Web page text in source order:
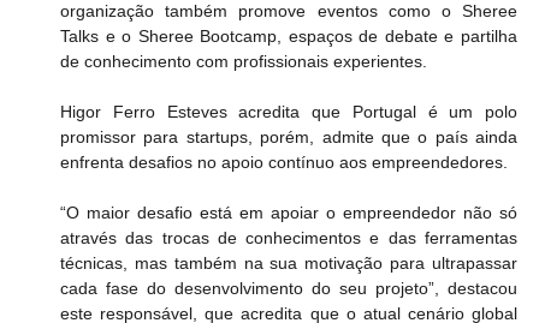
organização também promove eventos como o Sheree
Talks e o Sheree Bootcamp, espaços de debate e partilha
de conhecimento com profissionais experientes.
Higor Ferro Esteves acredita que Portugal é um polo
promissor para startups, porém, admite que o país ainda
enfrenta desafios no apoio contínuo aos empreendedores.
“O maior desafio está em apoiar o empreendedor não só
através das trocas de conhecimentos e das ferramentas
técnicas, mas também na sua motivação para ultrapassar
cada fase do desenvolvimento do seu projeto”, destacou
este responsável, que acredita que o atual cenário global